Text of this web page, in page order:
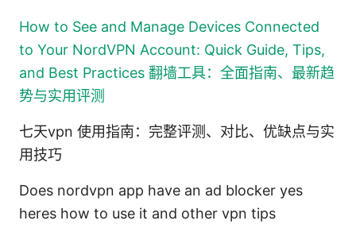
How to See and Manage Devices Connected
to Your NordVPN Account: Quick Guide, Tips,
and Best Practices 翻墙工具：全面指南、最新趋
势与实用评测
七天vpn 使用指南：完整评测、对比、优缺点与实
用技巧
Does nordvpn app have an ad blocker yes
heres how to use it and other vpn tips